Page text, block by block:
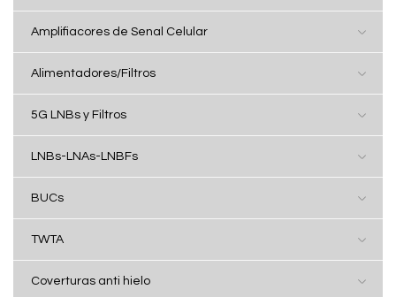
Amplifiacores de Senal Celular
Alimentadores/Filtros
5G LNBs y Filtros
LNBs-LNAs-LNBFs
BUCs
TWTA
Coverturas anti hielo